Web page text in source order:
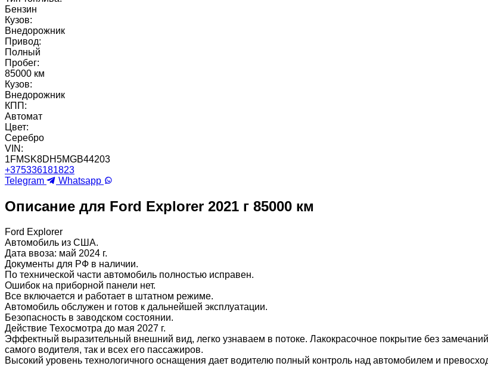
Бензин
Кузов:
Внедорожник
Привод:
Полный
Пробег:
85000 км
Кузов:
Внедорожник
КПП:
Автомат
Цвет:
Серебро
VIN:
1FMSK8DH5MGB44203
+375336181823
Telegram
Whatsapp
Описание для Ford Explorer 2021 г 85000 км
Ford Explorer
Автомобиль из США.
Дата ввоза: май 2024 г.
Документы для РФ в наличии.
По технической части автомобиль полностью исправен.
Ошибок на приборной панели нет.
Все включается и работает в штатном режиме.
Автомобиль обслужен и готов к дальнейшей эксплуатации.
Безопасность в заводском состоянии.
Действие Техосмотра до мая 2027 г.
Эффектный выразительный внешний вид, легко узнаваем в потоке. Лакокрасочное покрытие без
самого водителя, так и всех его пассажиров.
Высокий уровень технологичного оснащения дает водителю полный контроль над автомобилем и